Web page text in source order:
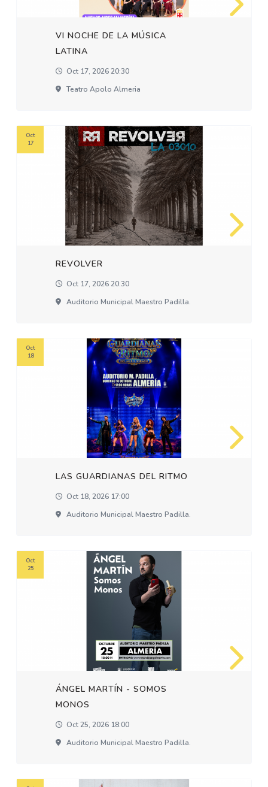
VI NOCHE DE LA MÚSICA
LATINA
Oct 17, 2026 20:30
Teatro Apolo Almeria
REVOLVER
Oct 17, 2026 20:30
Auditorio Municipal Maestro Padilla.
Oct
17
LAS GUARDIANAS DEL RITMO
Oct 18, 2026 17:00
Auditorio Municipal Maestro Padilla.
Oct
18
ÁNGEL MARTÍN - SOMOS
MONOS
Oct 25, 2026 18:00
Auditorio Municipal Maestro Padilla.
Oct
25